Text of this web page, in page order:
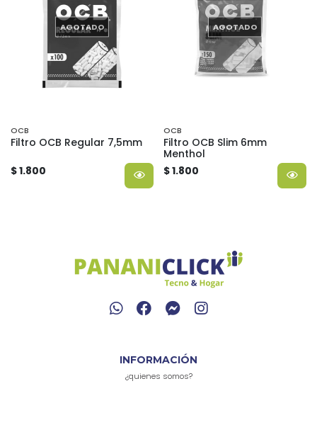
AGOTADO
OCB
Filtro OCB Regular 7,5mm
$ 1.800
AGOTADO
OCB
Filtro OCB Slim 6mm
Menthol
$ 1.800
INFORMACIÓN
¿quienes somos?